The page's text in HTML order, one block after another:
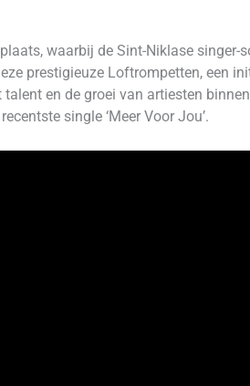
waarbij de Sint-Niklase singer-
prestigieuze Loftrompetten, een
en de groei van artiesten
single ‘Meer Voor Jou’.